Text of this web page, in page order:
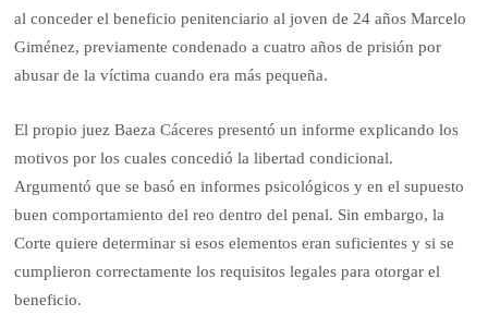
al conceder el beneficio penitenciario al joven de 24 años Marcelo
Giménez, previamente condenado a cuatro años de prisión por
abusar de la víctima cuando era más pequeña.
El propio juez Baeza Cáceres presentó un informe explicando los
motivos por los cuales concedió la libertad condicional.
Argumentó que se basó en informes psicológicos y en el supuesto
buen comportamiento del reo dentro del penal. Sin embargo, la
Corte quiere determinar si esos elementos eran suficientes y si se
cumplieron correctamente los requisitos legales para otorgar el
beneficio.